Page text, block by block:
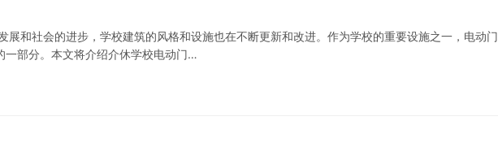
展和社会的进步，学校建筑的风格和设施也在不断更新和改进。作为学校的重要设施之一，电动门
一部分。本文将介绍介休学校电动门…